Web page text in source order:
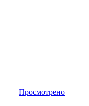
Просмотрено